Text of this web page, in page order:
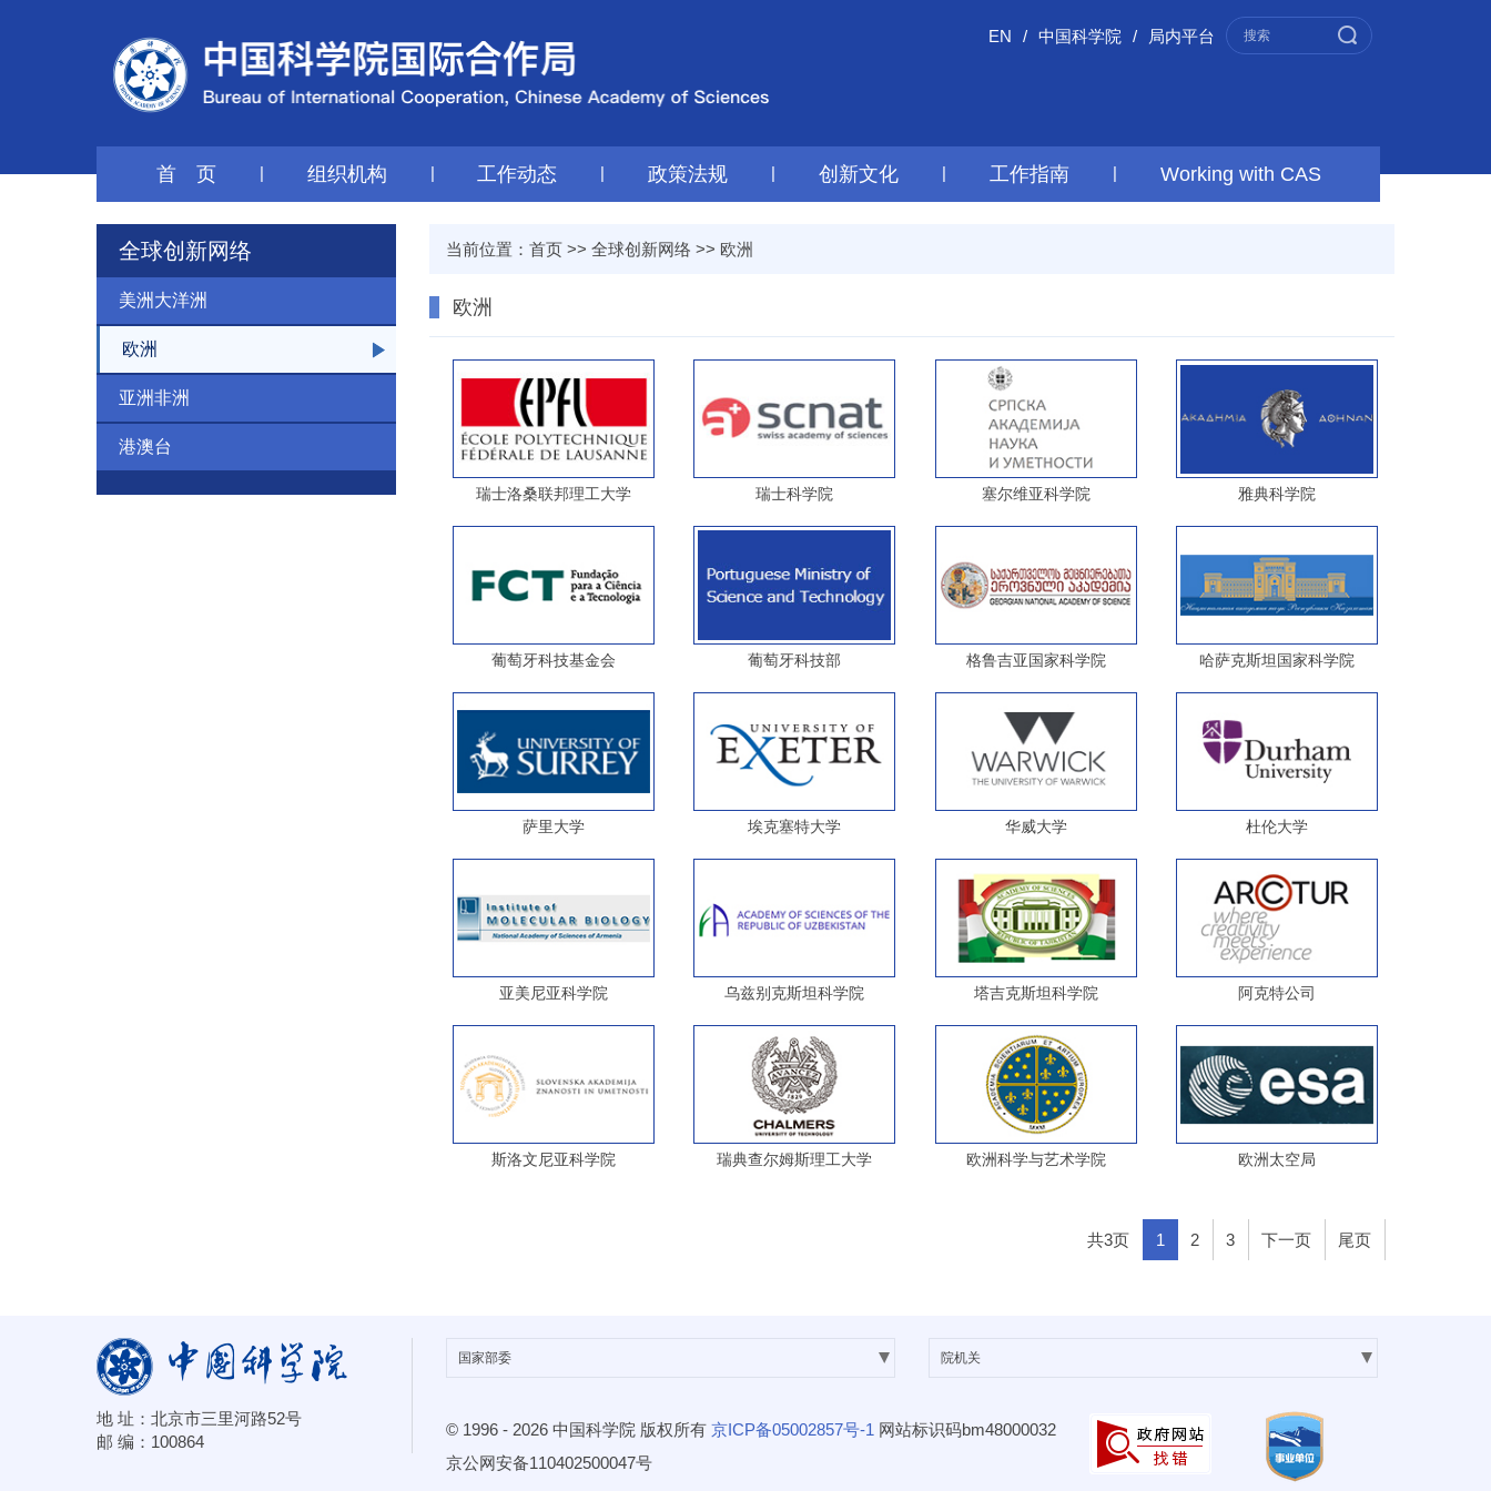
局内平台
/
中国科学院
/
EN
首 页 | 组织机构 | 工作动态 | 政策法规 | 创新文化 | 工作指南 | Working with CAS
全球创新网络
美洲大洋洲
欧洲
亚洲非洲
港澳台
当前位置： 首页 >> 全球创新网络 >> 欧洲
欧洲
瑞士洛桑联邦理工大学 瑞士科学院 塞尔维亚科学院 雅典科学院
葡萄牙科技基金会 葡萄牙科技部 格鲁吉亚国家科学院 哈萨克斯坦国家科学院
萨里大学 埃克塞特大学 华威大学 杜伦大学
亚美尼亚科学院 乌兹别克斯坦科学院 塔吉克斯坦科学院 阿克特公司
斯洛文尼亚科学院 瑞典查尔姆斯理工大学 欧洲科学与艺术学院 欧洲太空局
共3页 1 2 3 下一页 尾页
地 址：北京市三里河路52号
邮 编：100864
© 1996 - 2026 中国科学院 版权所有 京ICP备05002857号-1 网站标识码bm48000032
京公网安备110402500047号